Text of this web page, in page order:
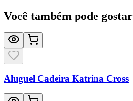
Você também pode gostar
Aluguel Cadeira Katrina Cross